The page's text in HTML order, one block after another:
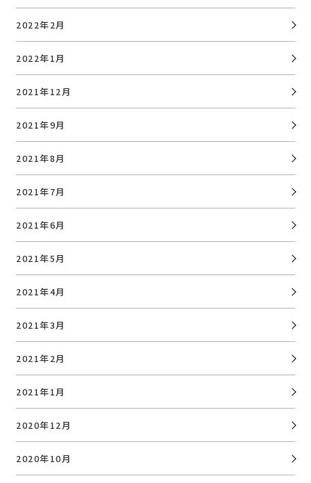
2022年2月
2022年1月
2021年12月
2021年9月
2021年8月
2021年7月
2021年6月
2021年5月
2021年4月
2021年3月
2021年2月
2021年1月
2020年12月
2020年10月